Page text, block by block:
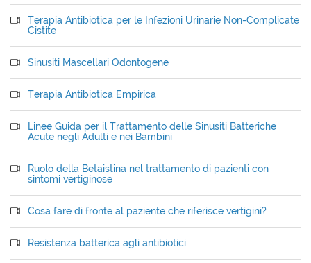
Terapia Antibiotica per le Infezioni Urinarie Non-Complicate
Cistite
Sinusiti Mascellari Odontogene
Terapia Antibiotica Empirica
Linee Guida per il Trattamento delle Sinusiti Batteriche
Acute negli Adulti e nei Bambini
Ruolo della Betaistina nel trattamento di pazienti con
sintomi vertiginose
Cosa fare di fronte al paziente che riferisce vertigini?
Resistenza batterica agli antibiotici